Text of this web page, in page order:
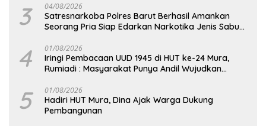
3 04/08/2026
Satresnarkoba Polres Barut Berhasil Amankan
Seorang Pria Siap Edarkan Narkotika Jenis Sabu
4 01/08/2026
Iringi Pembacaan UUD 1945 di HUT ke-24 Mura,
Rumiadi : Masyarakat Punya Andil Wujudkan
5 01/08/2026
Hadiri HUT Mura, Dina Ajak Warga Dukung
Pembangunan